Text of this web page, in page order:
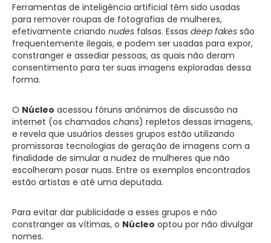
Ferramentas de inteligência artificial têm sido usadas
para remover roupas de fotografias de mulheres,
efetivamente criando nudes falsas. Essas deep fakes são
frequentemente ilegais, e podem ser usadas para expor,
constranger e assediar pessoas, as quais não deram
consentimento para ter suas imagens exploradas dessa
forma.
O Núcleo acessou fóruns anônimos de discussão na
internet (os chamados chans) repletos dessas imagens,
e revela que usuários desses grupos estão utilizando
promissoras tecnologias de geração de imagens com a
finalidade de simular a nudez de mulheres que não
escolheram posar nuas. Entre os exemplos encontrados
estão artistas e até uma deputada.
Para evitar dar publicidade a esses grupos e não
constranger as vítimas, o Núcleo optou por não divulgar
nomes.